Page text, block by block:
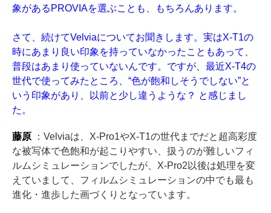
象があるPROVIAを選ぶことも、もちろんあります。
さて、続けてVelviaについてお聞きします。実はX-T1の
時にあまり良い印象を持っていなかったこともあって、
普段はあまり使っていないんです。ですが、最近X-T4の
世代で使ってみたところ、“色が飽和しそうでしない”と
いう印象があり、以前と少し違うような？ と感じまし
た。
藤原
：Velviaは、X-Pro1やX-T1の世代までだと超高彩度
な被写体で色飽和が起こりやすい、扱うのが難しいフィ
ルムシミュレーションでしたが、X-Pro2以後は処理を変
えていまして、フィルムシミュレーションの中でも最も
進化・進歩した画づくりとなっています。